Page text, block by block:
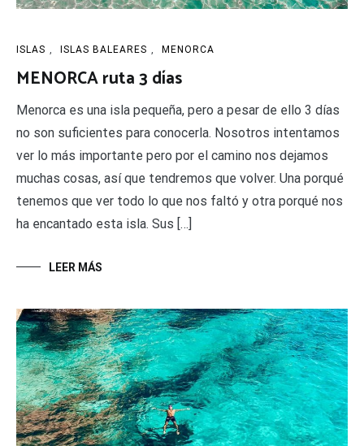
ISLAS ISLAS BALEARES MENORCA
MENORCA ruta 3 días
Menorca es una isla pequeña, pero a pesar de ello 3 días
no son suficientes para conocerla. Nosotros intentamos
ver lo más importante pero por el camino nos dejamos
muchas cosas, así que tendremos que volver. Una porqué
tenemos que ver todo lo que nos faltó y otra porqué nos
ha encantado esta isla. Sus […]
LEER MÁS